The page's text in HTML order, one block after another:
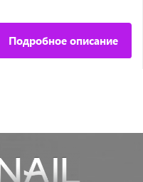
Подробное описание